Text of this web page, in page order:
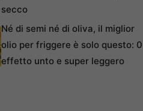
secco
Né di semi né di oliva, il miglior
olio per friggere è solo questo: 0
effetto unto e super leggero